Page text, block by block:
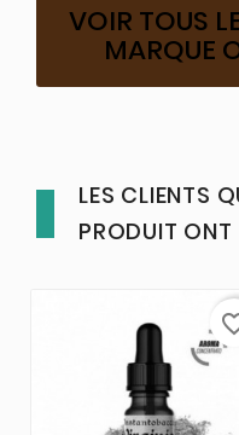
VOIR TOUS
MARQUE
LES CLIENTS
PRODUIT ONT